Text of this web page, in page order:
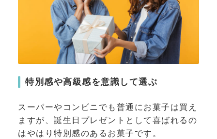
特別感や高級感を意識して選ぶ
スーパーやコンビニでも普通にお菓子は買え
ますが、誕生日プレゼントとして喜ばれるの
はやはり特別感のあるお菓子です。